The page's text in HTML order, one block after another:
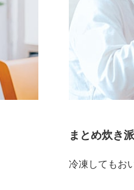
まとめ炊き
冷凍してもお